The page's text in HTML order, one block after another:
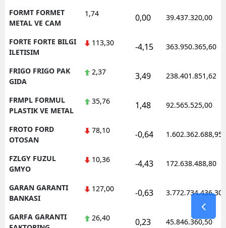
FORMT FORMET
METAL VE CAM
1,74 0,00 39.437.320,00
FORTE FORTE BILGI
ILETISIM
113,30 -4,15 363.950.365,60
FRIGO FRIGO PAK
GIDA
2,37 3,49 238.401.851,62
FRMPL FORMUL
PLASTIK VE METAL
35,76 1,48 92.565.525,00
FROTO FORD
OTOSAN
78,10 -0,64 1.602.362.688,95
FZLGY FUZUL
GMYO
10,36 -4,43 172.638.488,80
GARAN GARANTI
BANKASI
127,00 -0,63 3.772.734.436,30
GARFA GARANTI
26,40 0,23 45.846.360,50